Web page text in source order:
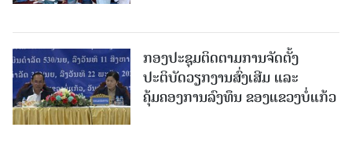
ກອງປະຊຸມຕິດຕາມການຈັດຕັ້ງ
ປະຕິບັດວຽກງານສົ່ງເສີມ ແລະ
ຄຸ້ມຄອງການລົງທຶນ ຂອງແຂວງບໍ່ແກ້ວ